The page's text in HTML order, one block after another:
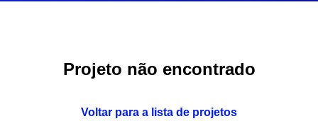
Projeto não encontrado
Voltar para a lista de projetos